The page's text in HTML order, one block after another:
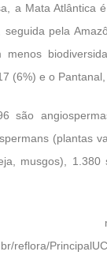
a Mata Atlântica
pela
menos
(6%) e o
são
(plantas
musgos),
reflora/